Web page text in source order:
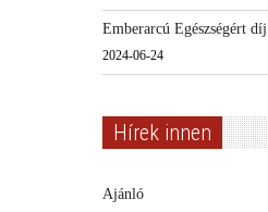
Emberarcú Egészségért
2024-06-24
Hírek innen
Ajánló